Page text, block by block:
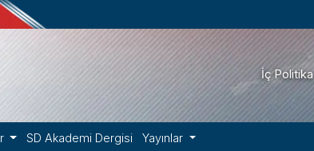
İç Politika
SD Akademi Dergisi Yayınlar